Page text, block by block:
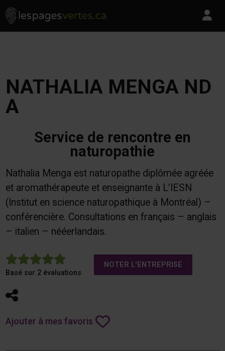
Skip to content
Les Pages Vertes - Go to homepage
NATHALIA MENGA ND
A
Service de rencontre en
naturopathie
Nathalia Menga est naturopathe diplômée agréée
et aromathérapeute et enseignante à L’IESN
(Institut en science naturopathique à Montréal) –
conférencière. Consultations en français – anglais
– italien – nééerlandais.
5
Basé sur 2 évaluations
NOTER L'ENTREPRISE
Partager
Ajouter à mes favoris